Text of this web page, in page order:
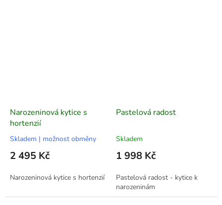
Narozeninová kytice s
hortenzií
Skladem | možnost obměny
2 495 Kč
Narozeninová kytice s hortenzií
Pastelová radost
Skladem
1 998 Kč
Pastelová radost - kytice k
narozeninám